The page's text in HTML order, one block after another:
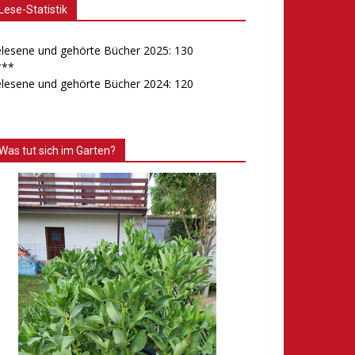
Lese-Statistik
und gehörte Bücher 2025: 130
und gehörte Bücher 2024: 120
tut sich im Garten?